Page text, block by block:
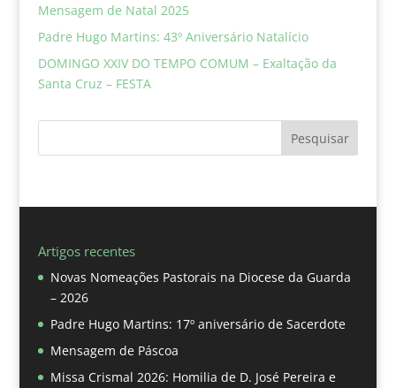
Mensagem de Natal 2025
Padre Hugo Martins: 43º Aniversário Natalício
DOMINGO XXIV DO TEMPO COMUM – Exaltação da
Santa Cruz – FESTA
Pesquisar
Artigos recentes
Novas Nomeações Pastorais na Diocese da Guarda
– 2026
Padre Hugo Martins: 17º aniversário de Sacerdote
Mensagem de Páscoa
Missa Crismal 2026: Homilia de D. José Pereira e